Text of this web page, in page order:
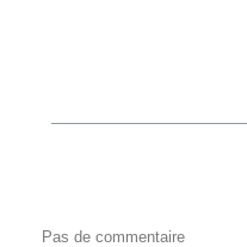
Pas de commentaire